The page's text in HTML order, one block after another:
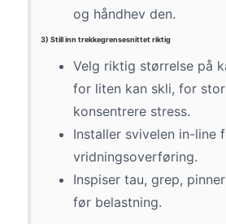
og håndhev den.
3) Still inn trekkegrensesnittet riktig
Velg riktig størrelse på
for liten kan skli, for
konsentrere stress.
Installer svivelen in-line
vridningsoverføring.
Inspiser tau, grep,
før belastning.